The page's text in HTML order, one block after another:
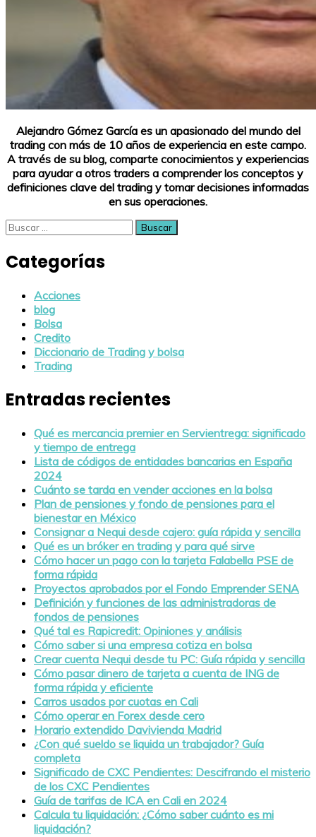
Alejandro Gómez García es un apasionado del mundo del
trading con más de 10 años de experiencia en este campo.
A través de su blog, comparte conocimientos y experiencias
para ayudar a otros traders a comprender los conceptos y
definiciones clave del trading y tomar decisiones informadas
en sus operaciones.
Buscar:
Categorías
Acciones
blog
Bolsa
Credito
Diccionario de Trading y bolsa
Trading
Entradas recientes
Qué es mercancia premier en Servientrega: significado
y tiempo de entrega
Lista de códigos de entidades bancarias en España
2024
Cuánto se tarda en vender acciones en la bolsa
Plan de pensiones y fondo de pensiones para el
bienestar en México
Consignar a Nequi desde cajero: guía rápida y sencilla
Qué es un bróker en trading y para qué sirve
Cómo hacer un pago con la tarjeta Falabella PSE de
forma rápida
Proyectos aprobados por el Fondo Emprender SENA
Definición y funciones de las administradoras de
fondos de pensiones
Qué tal es Rapicredit: Opiniones y análisis
Cómo saber si una empresa cotiza en bolsa
Crear cuenta Nequi desde tu PC: Guía rápida y sencilla
Cómo pasar dinero de tarjeta a cuenta de ING de
forma rápida y eficiente
Carros usados por cuotas en Cali
Cómo operar en Forex desde cero
Horario extendido Davivienda Madrid
¿Con qué sueldo se liquida un trabajador? Guía
completa
Significado de CXC Pendientes: Descifrando el misterio
de los CXC Pendientes
Guía de tarifas de ICA en Cali en 2024
Calcula tu liquidación: ¿Cómo saber cuánto es mi
liquidación?